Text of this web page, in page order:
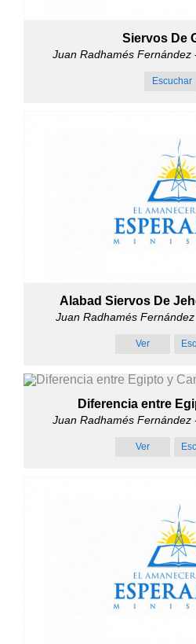
Siervos De
Juan Radhamés Fernández
Escuchar
Alabad Siervos De
Juan Radhamés Fernández
Ver
Diferencia entre
Juan Radhamés Fernández
Ver